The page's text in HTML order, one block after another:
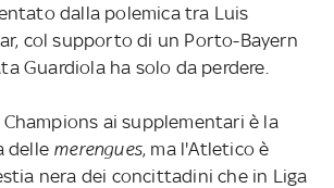
dalla polemica tra Luis
col supporto di un Porto-Bayern
Guardiola ha solo da perdere.
ai supplementari è la
delle merengues, ma l'Atletico è
nera dei concittadini che in Liga